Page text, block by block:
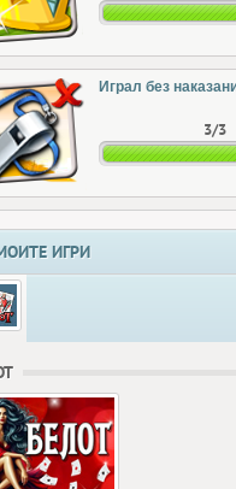
Играл без
3/3
ИГРИ